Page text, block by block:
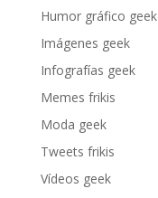
Humor gráfico geek
Imágenes geek
Infografías geek
Memes frikis
Moda geek
Tweets frikis
Vídeos geek